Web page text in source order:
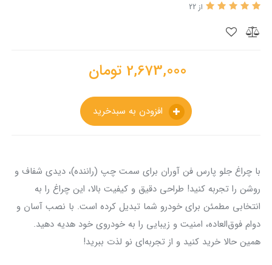
از 22
2,673,000 تومان
با چراغ جلو پارس فن آوران برای سمت چپ (راننده)، دیدی شفاف و
روشن را تجربه کنید! طراحی دقیق و کیفیت بالا، این چراغ را به
انتخابی مطمئن برای خودرو شما تبدیل کرده است. با نصب آسان و
دوام فوق‌العاده، امنیت و زیبایی را به خودروی خود هدیه دهید.
همین حالا خرید کنید و از تجربه‌ای نو لذت ببرید!